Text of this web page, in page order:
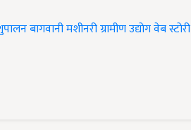
बागवानीमशीनरीग्रामीण उद्योगवेब स्टोरी